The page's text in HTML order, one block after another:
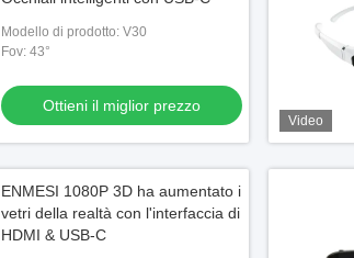
Modello di prodotto: V30
Fov: 43°
Ottieni il miglior prezzo
Video
ENMESI 1080P 3D ha aumentato i
vetri della realtà con l'interfaccia di
HDMI & USB-C